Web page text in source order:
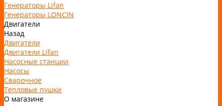
Генераторы Lifan
Генераторы LONCIN
Двигатели
Назад
Двигатели
Двигатели Lifan
Насосные станции
Насосы
Сварочное
Тепловые пушки
О магазине